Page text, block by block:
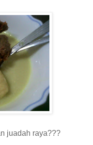
juadah raya???